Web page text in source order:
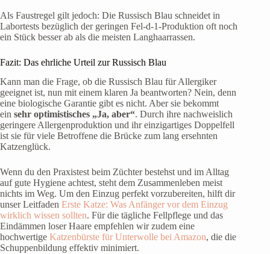
Als Faustregel gilt jedoch: Die Russisch Blau schneidet in
Labortests bezüglich der geringen Fel-d-1-Produktion oft noch
ein Stück besser ab als die meisten Langhaarrassen.
Fazit: Das ehrliche Urteil zur Russisch Blau
Kann man die Frage, ob die Russisch Blau für Allergiker
geeignet ist, nun mit einem klaren Ja beantworten? Nein, denn
eine biologische Garantie gibt es nicht. Aber sie bekommt
ein sehr optimistisches „Ja, aber“. Durch ihre nachweislich
geringere Allergenproduktion und ihr einzigartiges Doppelfell
ist sie für viele Betroffene die Brücke zum lang ersehnten
Katzenglück.
Wenn du den Praxistest beim Züchter bestehst und im Alltag
auf gute Hygiene achtest, steht dem Zusammenleben meist
nichts im Weg. Um den Einzug perfekt vorzubereiten, hilft dir
unser Leitfaden Erste Katze: Was Anfänger vor dem Einzug
wirklich wissen sollten. Für die tägliche Fellpflege und das
Eindämmen loser Haare empfehlen wir zudem eine
hochwertige Katzenbürste für Unterwolle bei Amazon, die die
Schuppenbildung effektiv minimiert.